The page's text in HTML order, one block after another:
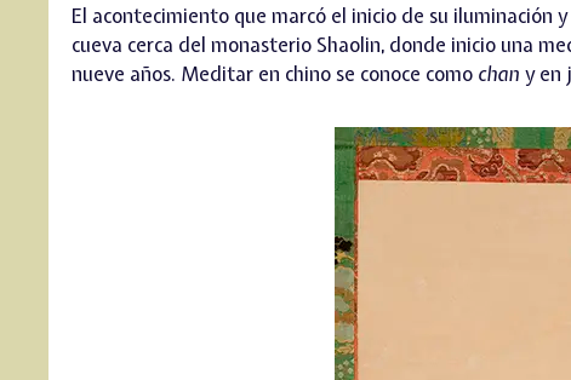
El acontecimiento que marcó el inicio de su iluminación
cueva cerca del monasterio Shaolin, donde inicio una
nueve años. Meditar en chino se conoce como chan y en